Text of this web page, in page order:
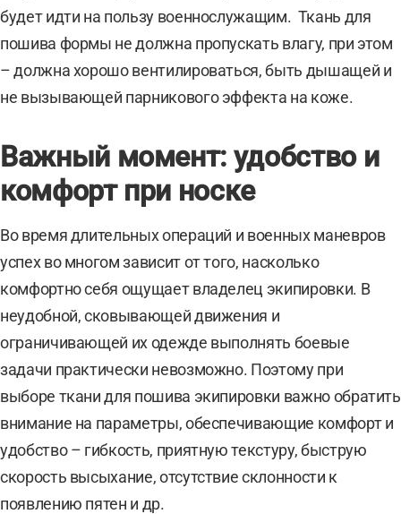
будет идти на пользу военнослужащим. Ткань для
пошива формы не должна пропускать влагу, при этом
– должна хорошо вентилироваться, быть дышащей и
не вызывающей парникового эффекта на коже.
Важный момент: удобство и
комфорт при носке
Во время длительных операций и военных маневров
успех во многом зависит от того, насколько
комфортно себя ощущает владелец экипировки. В
неудобной, сковывающей движения и
ограничивающей их одежде выполнять боевые
задачи практически невозможно. Поэтому при
выборе ткани для пошива экипировки важно обратить
внимание на параметры, обеспечивающие комфорт и
удобство – гибкость, приятную текстуру, быструю
скорость высыхание, отсутствие склонности к
появлению пятен и др.